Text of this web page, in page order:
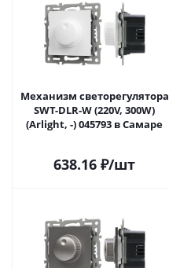
Механизм светорегулятора
SWT-DLR-W (220V, 300W)
(Arlight, -) 045793 в Самаре
638.16 ₽/шт